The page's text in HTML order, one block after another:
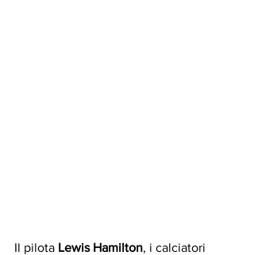
Il pilota Lewis Hamilton, i calciatori